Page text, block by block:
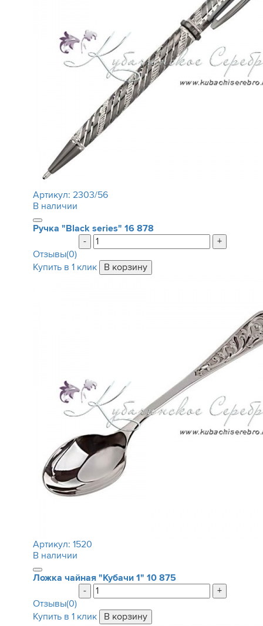
Артикул: 2303/56
В наличии
Ручка "Black series" 16 878
-
+
Отзывы(0)
Купить в 1 клик
Артикул: 1520
В наличии
Ложка чайная "Кубачи 1" 10 875
-
+
Отзывы(0)
Купить в 1 клик